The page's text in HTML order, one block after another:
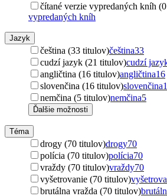
čítané verzie vypredaných kníh
vypredaných kníh
Jazyk
čeština (33 titulov)čeština33
cudzí jazyk (21 titulov)cudzí
angličtina (16 titulov)angličtina16
slovenčina (16 titulov)slovenčina
nemčina (5 titulov)nemčina5
Ďalšie možnosti
Téma
drogy (70 titulov)drogy70
polícia (70 titulov)polícia70
vraždy (70 titulov)vraždy70
vyšetrovanie (70 titulov)
brutálna vražda (70 titulov)